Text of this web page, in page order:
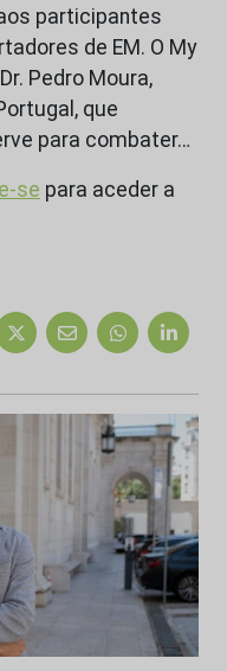
participantes
de EM. O My
Pedro Moura,
que
para combater…
se para aceder a